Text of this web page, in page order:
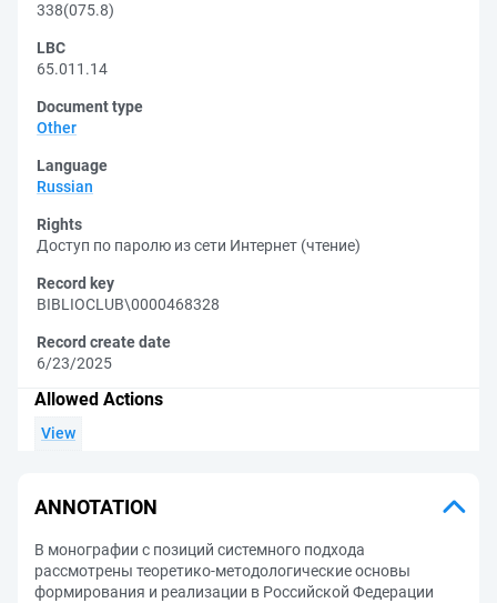
338(075.8)
LBC
65.011.14
Document type
Other
Language
Russian
Rights
Доступ по паролю из сети Интернет (чтение)
Record key
BIBLIOCLUB\0000468328
Record create date
6/23/2025
Allowed Actions
View
ANNOTATION
В монографии с позиций системного подхода
рассмотрены теоретико-методологические основы
формирования и реализации в Российской Федерации